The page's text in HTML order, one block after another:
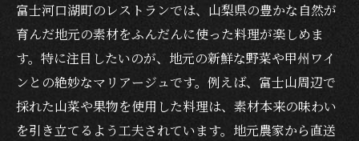
富士河口湖町のレストランでは、山梨県の豊かな自然が
育んだ地元の素材をふんだんに使った料理が楽しめま
す。特に注目したいのが、地元の新鮮な野菜や甲州ワイ
ンとの絶妙なマリアージュです。例えば、富士山周辺で
採れた山菜や果物を使用した料理は、素材本来の味わい
を引き立てるよう工夫されています。地元農家から直送